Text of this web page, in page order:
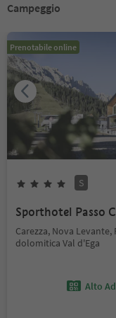
Campeggio
Prenotabile online
S
Sporthotel Passo
Carezza, Nova Levante,
dolomitica Val d'Ega
Alto